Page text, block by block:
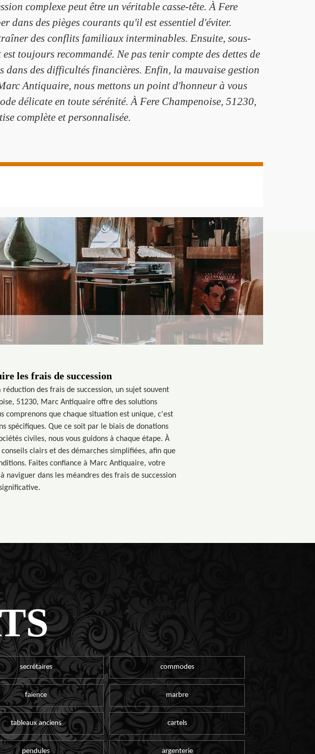
complexe peut être un véritable casse-tête. À Fere
dans des pièges courants qu'il est essentiel d'éviter.
des conflits familiaux interminables. Ensuite, sous-
toujours recommandé. Ne pas tenir compte des dettes de
des difficultés financières. Enfin, la mauvaise gestion
Antiquaire, nous mettons un point d'honneur à vous
délicate en toute sérénité. À Fere Champenoise, 51230,
complète et personnalisée.
les frais de succession
des frais de succession, un sujet souvent
51230, Marc Antiquaire offre des solutions
comprenons que chaque situation est unique, c'est
spécifiques. Que ce soit par le biais de donations
civiles, nous vous guidons à chaque étape. À
clairs et des démarches simplifiées, afin que
Faites confiance à Marc Antiquaire, votre
dans les méandres des frais de succession
secrétaires commodes
faïence marbre
tableaux anciens cartels
pendules argenterie